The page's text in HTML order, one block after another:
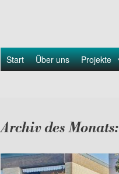
Start Über uns Projekte
Archiv des Monats: